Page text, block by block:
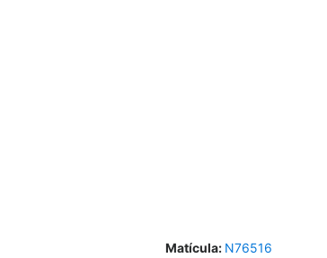
Matícula: N76516